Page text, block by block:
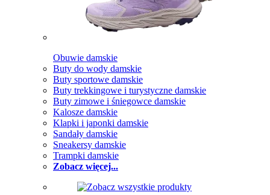
Obuwie damskie
Buty do wody damskie
Buty sportowe damskie
Buty trekkingowe i turystyczne damskie
Buty zimowe i śniegowce damskie
Kalosze damskie
Klapki i japonki damskie
Sandały damskie
Sneakersy damskie
Trampki damskie
Zobacz więcej...